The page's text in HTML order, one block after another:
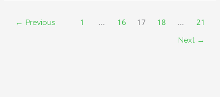
← Previous 1 … 16 17 18 …
21
Next →